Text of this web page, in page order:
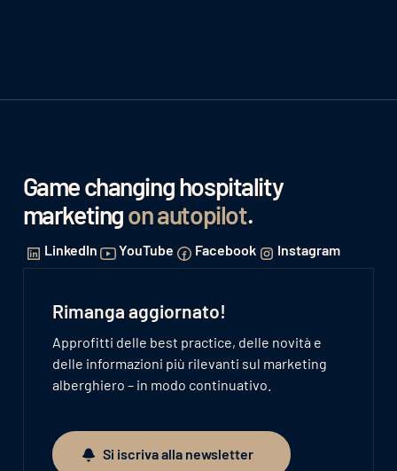
Game changing hospitality
marketingon autopilot.
LinkedIn YouTube Facebook Instagram
Rimanga aggiornato!
Approfitti delle best practice, delle novità e
delle informazioni più rilevanti sul marketing
alberghiero – in modo continuativo.
Si iscriva alla newsletter
Si iscriva alla newsletter